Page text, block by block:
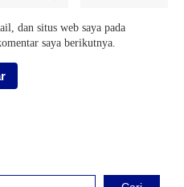
dan situs web saya pada
saya berikutnya.